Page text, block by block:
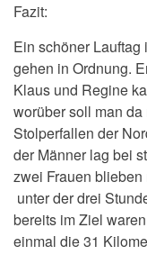
Fazit:
Ein schöner
gehen in Ordnung.
Klaus und Regine
worüber soll man
Stolperfallen der
der Männer lag bei
zwei Frauen
unter der drei
bereits im Ziel
einmal die 31